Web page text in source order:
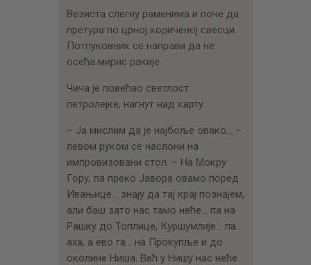
Везиста слегну раменима и поче да
претура по црној кориченој свесци.
Потпуковник се направи да не
осећа мирис ракије.
Чича је повећао светлост
петролејке, нагнут над карту.
– Ја мислим да је најбоље овако… –
левом руком се наслони на
импровизовани стол. – На Мокру
Гору, па преко Јавора овамо поред
Ивањице… знају да тај крај познајем,
али баш зато нас тамо неће… па на
Рашку до Топлице, Куршумлије… па…
аха, а ево га… на Прокупље и до
околине Ниша. Већ у Нишу нас неће